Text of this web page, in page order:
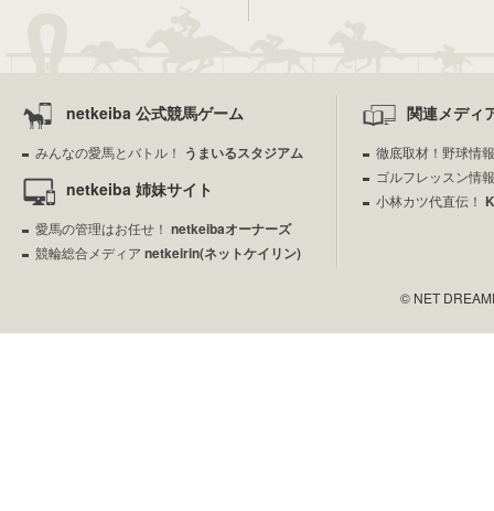
netkeiba 公式競馬ゲーム
みんなの愛馬とバトル！ うまいるスタジアム
netkeiba 姉妹サイト
愛馬の管理はお任せ！ netkeibaオーナーズ
競輪総合メディア netkeirin(ネットケイリン)
関連メディ
徹底取材！野球情
ゴルフレッスン情
小林カツ代直伝！
© NET